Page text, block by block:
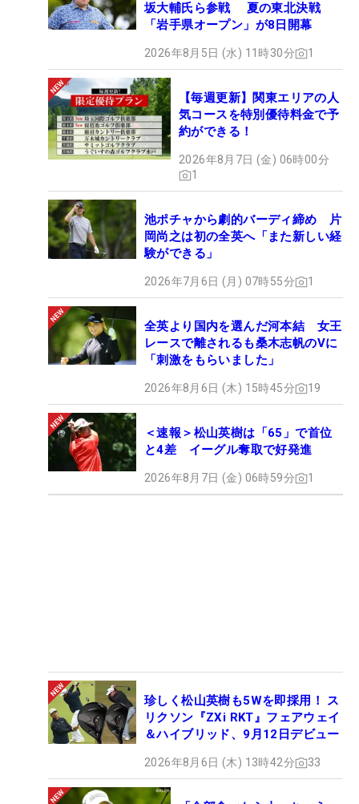
坂大輔氏ら参戦 夏の東北決戦
「岩手県オープン」が8日開幕
2026年8月5日 (水) 11時30分 1
【毎週更新】関東エリアの人
気コースを特別優待料金で予
約ができる！
2026年8月7日 (金) 06時00分
1
池ポチャから劇的バーディ締め 片
岡尚之は初の全英へ「また新しい経
験ができる」
2026年7月6日 (月) 07時55分 1
全英より国内を選んだ河本結 女王
レースで離されるも桑木志帆のVに
「刺激をもらいました」
2026年8月6日 (木) 15時45分 19
＜速報＞松山英樹は「65」で首位
と4差 イーグル奪取で好発進
2026年8月7日 (金) 06時59分 1
珍しく松山英樹も5Wを即採用！ ス
リクソン『ZXi RKT』フェアウェイ
＆ハイブリッド、9月12日デビュー
2026年8月6日 (木) 13時42分 33